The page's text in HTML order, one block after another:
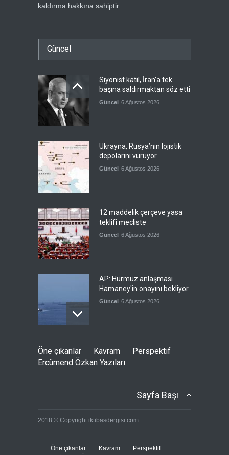
kaldırma hakkına sahiptir.
Güncel
Siyonist katil, İran'a tek
başına saldırmaktan söz etti
Güncel 6 Ağustos 2026
Ukrayna, Rusya’nın lojistik
depolarını vuruyor
Güncel 6 Ağustos 2026
12 maddelik çerçeve yasa
teklifi mecliste
Güncel 6 Ağustos 2026
AP: Hürmüz anlaşması
Hamaney'in onayını bekliyor
Güncel 6 Ağustos 2026
İran: Müzakereler son
aşamada, boğazın açılması
ABD'nin tutumuna bağlı
jeopolitik arka planı
Öne çıkanlar Kavram
Perspektif
Ercümend Özkan Yazıları
Sayfa Başı
2018 © Copyright iktibasdergisi.com
Öne çıkanlar Kavram
Perspektif